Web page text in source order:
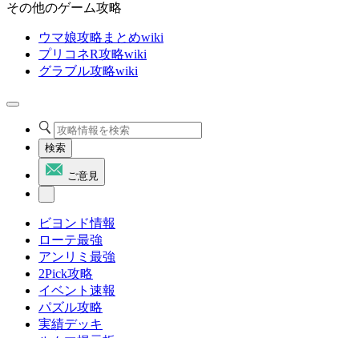
その他のゲーム攻略
ウマ娘攻略まとめwiki
プリコネR攻略wiki
グラブル攻略wiki
検索
ご意見
ビヨンド情報
ローテ最強
アンリミ最強
2Pick攻略
イベント速報
パズル攻略
実績デッキ